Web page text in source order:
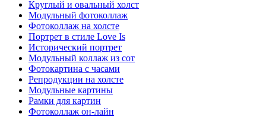
Круглый и овальный холст
Модульный фотоколлаж
Фотоколлаж на холсте
Портрет в стиле Love Is
Исторический портрет
Модульный коллаж из сот
Фотокартина с часами
Репродукции на холсте
Модульные картины
Рамки для картин
Фотоколлаж он-лайн